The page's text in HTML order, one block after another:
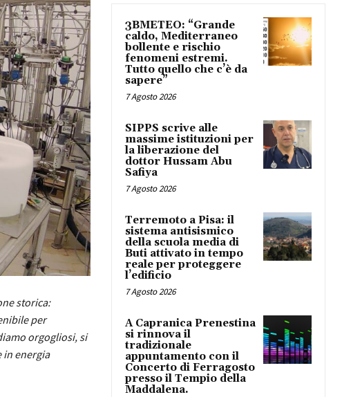
storica:
per
orgogliosi, si
in energia
3BMETEO: “Grande
caldo, Mediterraneo
bollente e rischio
fenomeni estremi.
Tutto quello che c’è da
sapere”
7 Agosto 2026
SIPPS scrive alle
massime istituzioni per
la liberazione del
dottor Hussam Abu
Safiya
7 Agosto 2026
Terremoto a Pisa: il
sistema antisismico
della scuola media di
Buti attivato in tempo
reale per proteggere
l’edificio
7 Agosto 2026
A Capranica Prenestina
si rinnova il
tradizionale
appuntamento con il
Concerto di Ferragosto
presso il Tempio della
Maddalena.